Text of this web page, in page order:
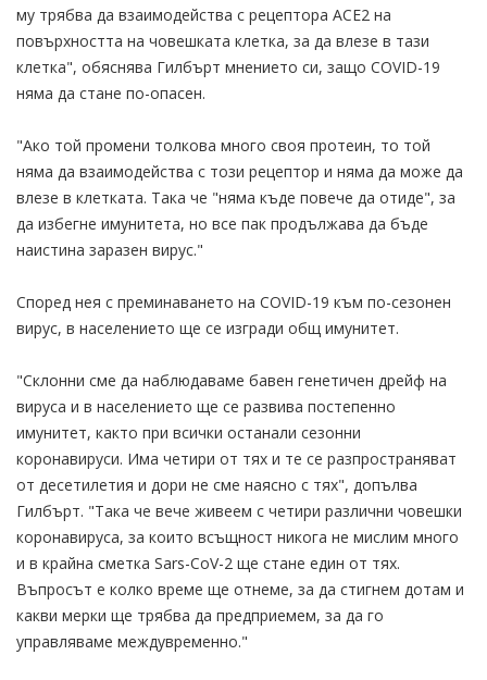
му трябва да взаимодейства с рецептора ACE2 на
повърхността на човешката клетка, за да влезе в тази
клетка", обяснява Гилбърт мнението си, защо COVID-19
няма да стане по-опасен.
"Ако той промени толкова много своя протеин, то той
няма да взаимодейства с този рецептор и няма да може да
влезе в клетката. Така че "няма къде повече да отиде", за
да избегне имунитета, но все пак продължава да бъде
наистина заразен вирус."
Според нея с преминаването на COVID-19 към по-сезонен
вирус, в населението ще се изгради общ имунитет.
"Склонни сме да наблюдаваме бавен генетичен дрейф на
вируса и в населението ще се развива постепенно
имунитет, както при всички останали сезонни
коронавируси. Има четири от тях и те се разпространяват
от десетилетия и дори не сме наясно с тях", допълва
Гилбърт. "Така че вече живеем с четири различни човешки
коронавируса, за които всъщност никога не мислим много
и в крайна сметка Sars-CoV-2 ще стане един от тях.
Въпросът е колко време ще отнеме, за да стигнем дотам и
какви мерки ще трябва да предприемем, за да го
управляваме междувременно."